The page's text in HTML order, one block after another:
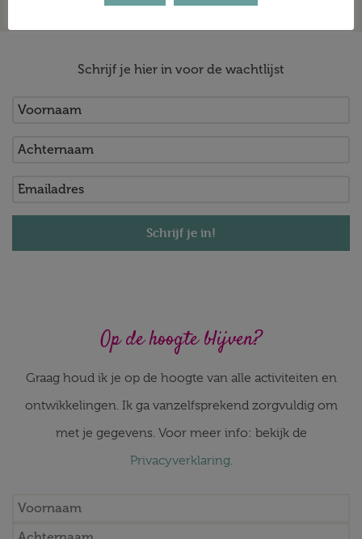
Schrijf je hier in voor de wachtlijst
Schrijf je in!
Op de hoogte blijven?
Graag houd ik je op de hoogte van alle activiteiten en
ontwikkelingen. Ik ga vanzelfsprekend zorgvuldig om
met je gegevens. Voor meer info: bekijk de
Privacyverklaring.